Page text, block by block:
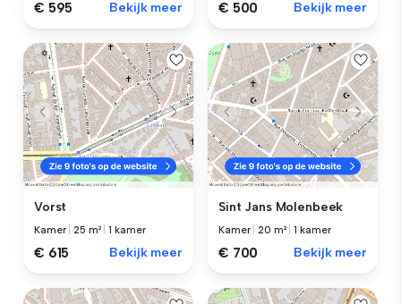
€ 595 Bekijk meer € 500 Bekijk meer
Vorst
Kamer 25 m² |1 kamer
€ 615 Bekijk meer
Sint Jans Molenbeek
Kamer 20 m² |1 kamer
€ 700 Bekijk meer